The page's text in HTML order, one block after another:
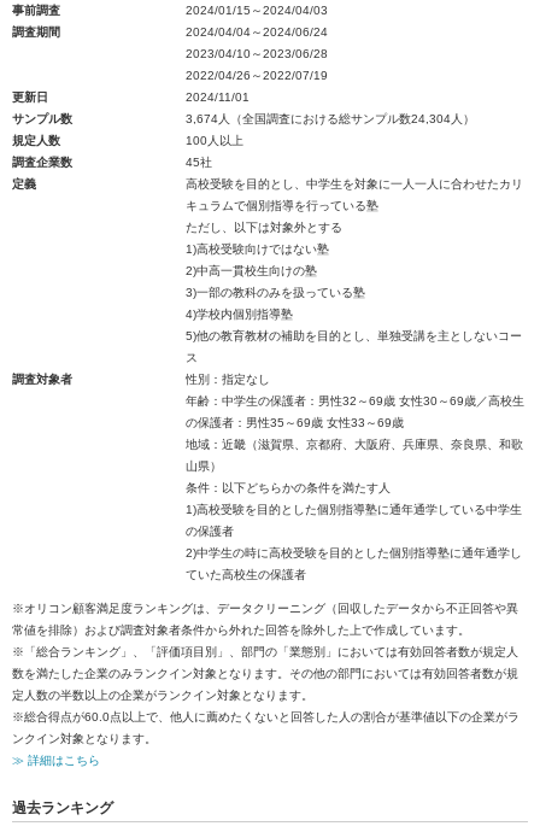
事前調査
2024/01/15～2024/04/03
調査期間
2024/04/04～2024/06/24
2023/04/10～2023/06/28
2022/04/26～2022/07/19
更新日
2024/11/01
サンプル数
3,674人（全国調査における総サンプル数24,304人）
規定人数
100人以上
調査企業数
45社
定義
高校受験を目的とし、中学生を対象に一人一人に合わせたカリ
キュラムで個別指導を行っている塾
ただし、以下は対象外とする
1)高校受験向けではない塾
2)中高一貫校生向けの塾
3)一部の教科のみを扱っている塾
4)学校内個別指導塾
5)他の教育教材の補助を目的とし、単独受講を主としないコー
ス
調査対象者
性別：指定なし
年齢：中学生の保護者：男性32～69歳 女性30～69歳／高校生
の保護者：男性35～69歳 女性33～69歳
地域：近畿（滋賀県、京都府、大阪府、兵庫県、奈良県、和歌
山県）
条件：以下どちらかの条件を満たす人
1)高校受験を目的とした個別指導塾に通年通学している中学生
の保護者
2)中学生の時に高校受験を目的とした個別指導塾に通年通学し
ていた高校生の保護者
※オリコン顧客満足度ランキングは、データクリーニング（回収したデータから不正回答や異
常値を排除）および調査対象者条件から外れた回答を除外した上で作成しています。
※「総合ランキング」、「評価項目別」、部門の「業態別」においては有効回答者数が規定人
数を満たした企業のみランクイン対象となります。その他の部門においては有効回答者数が規
定人数の半数以上の企業がランクイン対象となります。
※総合得点が60.0点以上で、他人に薦めたくないと回答した人の割合が基準値以下の企業がラ
ンクイン対象となります。
≫ 詳細はこちら
過去ランキング